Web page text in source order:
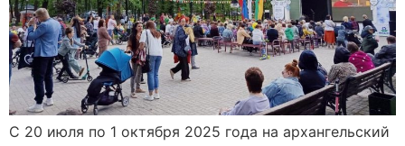
С 20 июля по 1 октября 2025 года на архангельский